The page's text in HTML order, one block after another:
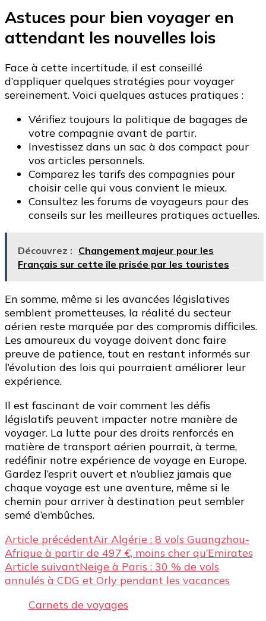
Astuces pour bien voyager en
attendant les nouvelles lois
Face à cette incertitude, il est conseillé
d’appliquer quelques stratégies pour voyager
sereinement. Voici quelques astuces pratiques :
Vérifiez toujours la politique de bagages de
votre compagnie avant de partir.
Investissez dans un sac à dos compact pour
vos articles personnels.
Comparez les tarifs des compagnies pour
choisir celle qui vous convient le mieux.
Consultez les forums de voyageurs pour des
conseils sur les meilleures pratiques actuelles.
Découvrez : Changement majeur pour les
Français sur cette île prisée par les touristes
En somme, même si les avancées législatives
semblent prometteuses, la réalité du secteur
aérien reste marquée par des compromis difficiles.
Les amoureux du voyage doivent donc faire
preuve de patience, tout en restant informés sur
l’évolution des lois qui pourraient améliorer leur
expérience.
Il est fascinant de voir comment les défis
législatifs peuvent impacter notre manière de
voyager. La lutte pour des droits renforcés en
matière de transport aérien pourrait, à terme,
redéfinir notre expérience de voyage en Europe.
Gardez l’esprit ouvert et n’oubliez jamais que
chaque voyage est une aventure, même si le
chemin pour arriver à destination peut sembler
semé d’embûches.
Navigation
d’article
Article précédentAir Algérie : 8 vols Guangzhou-
Afrique à partir de 497 €, moins cher qu’Emirates
Article suivantNeige à Paris : 30 % de vols
annulés à CDG et Orly pendant les vacances
Carnets de voyages